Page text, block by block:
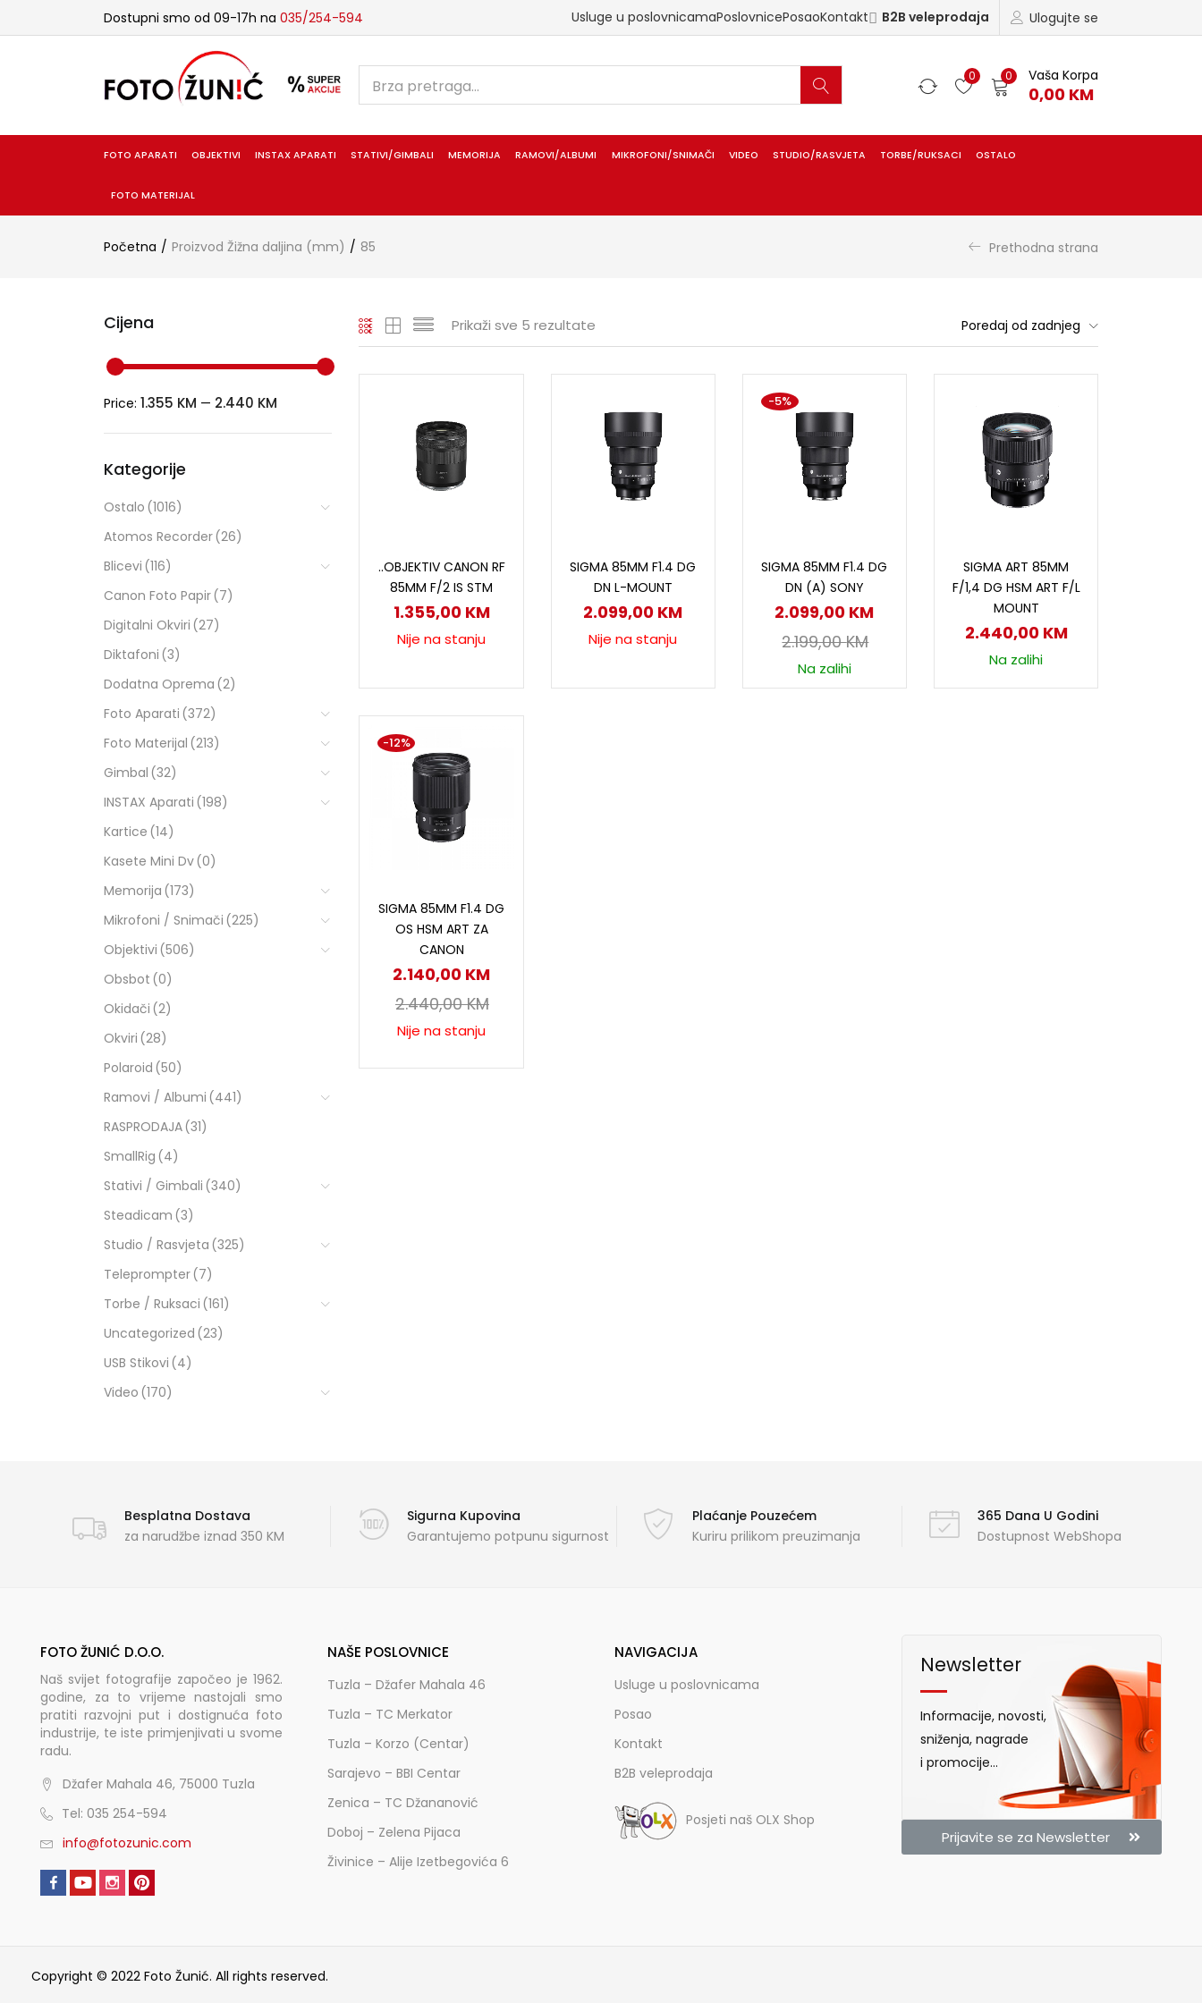
Dostupni smo od 09-17h na 035/254-594 Ulogujte se
Usluge u poslovnicamaPoslovnicePosaoKontakt B2B veleprodaja
0 0 Vaša Korpa
0,00 KM
FOTO APARATI OBJEKTIVI INSTAX APARATI STATIVI/GIMBALI MEMORIJA RAMOVI/ALBUMI MIKROFONI/SNIMAČI VIDEO STUDIO/RASVJETA TORBE/RUKSACI OSTALO
FOTO MATERIJAL
Početna Proizvod Žižna daljina (mm) 85 Prethodna strana
Prikaži sve 5 rezultate Poredaj od zadnjeg
..OBJEKTIV CANON RF
85MM F/2 IS STM
1.355,00 KM
Nije na stanju
SIGMA 85MM F1.4 DG
DN L-MOUNT
2.099,00 KM
Nije na stanju
SIGMA 85MM F1.4 DG
DN (A) SONY
2.099,00 KM
2.199,00KM
-5%
Na zalihi
SIGMA ART 85MM
F/1,4 DG HSM ART F/L
MOUNT
2.440,00 KM
Na zalihi
SIGMA 85MM F1.4 DG
OS HSM ART ZA
CANON
2.140,00 KM
2.440,00KM
-12%
Nije na stanju
Cijena
Price: 1.355 KM — 2.440 KM
Kategorije
Ostalo (1016)
Atomos Recorder(26)
Blicevi (116)
Canon Foto Papir(7)
Digitalni Okviri (27)
Diktafoni (3)
Dodatna Oprema (2)
Foto Aparati (372)
Foto Materijal (213)
Gimbal (32)
INSTAX Aparati (198)
Kartice (14)
Kasete Mini Dv(0)
Memorija (173)
Mikrofoni / Snimači (225)
Objektivi (506)
Obsbot (0)
Okidači (2)
Okviri (28)
Polaroid (50)
Ramovi / Albumi (441)
RASPRODAJA(31)
SmallRig (4)
Stativi / Gimbali (340)
Steadicam (3)
Studio / Rasvjeta (325)
Teleprompter(7)
Torbe / Ruksaci (161)
Uncategorized (23)
USB Stikovi (4)
Video (170)
Besplatna Dostava
za narudžbe iznad 350 KM
Sigurna Kupovina
Garantujemo potpunu sigurnost
Plaćanje Pouzećem
Kuriru prilikom preuzimanja
365 Dana U Godini
Dostupnost WebShopa
FOTO ŽUNIĆ D.O.O.
Naš svijet fotografije započeo je 1962.
godine, za to vrijeme nastojali smo
pratiti razvojni put i dostignuća foto
industrije, te iste primjenjivati u svome
radu.
Džafer Mahala 46, 75000 Tuzla
Tel: 035 254-594
info@fotozunic.com
NAŠE POSLOVNICE
Tuzla – Džafer Mahala 46
Tuzla – TC Merkator
Tuzla – Korzo (Centar)
Sarajevo – BBI Centar
Zenica – TC Džananović
Doboj – Zelena Pijaca
Živinice – Alije Izetbegovića 6
NAVIGACIJA
Usluge u poslovnicama
Posao
Kontakt
B2B veleprodaja
Posjeti naš OLX Shop
Newsletter
Informacije, novosti,
sniženja, nagrade
i promocije...
Prijavite se za Newsletter
Copyright © 2022 Foto Žunić. All rights reserved.